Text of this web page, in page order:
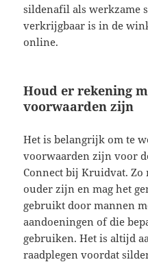
sildenafil als werkzame
verkrijgbaar is in de
online.
Houd er rekening
voorwaarden zijn
Het is belangrijk om te
voorwaarden zijn voor
Connect bij Kruidvat. Zo
ouder zijn en mag het
gebruikt door mannen
aandoeningen of die
gebruiken. Het is altijd
raadplegen voordat